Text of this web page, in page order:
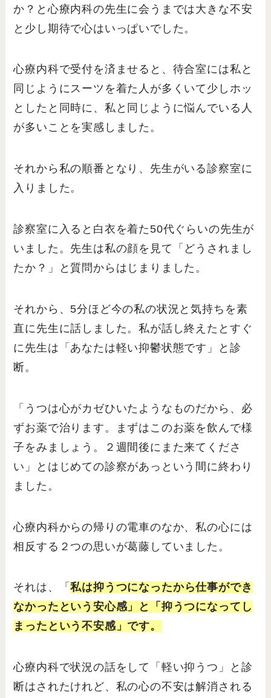
か？と心療内科の先生に会うまでは大きな不安
と少し期待で心はいっぱいでした。
心療内科で受付を済ませると、待合室には私と
同じようにスーツを着た人が多くいて少しホッ
としたと同時に、私と同じように悩んでいる人
が多いことを実感しました。
それから私の順番となり、先生がいる診察室に
入りました。
診察室に入ると白衣を着た50代ぐらいの先生が
いました。先生は私の顔を見て「どうされまし
たか？」と質問からはじまりました。
それから、5分ほど今の私の状況と気持ちを素
直に先生に話しました。私が話し終えたとすぐ
に先生は「あなたは軽い抑鬱状態です」と診
断。
「うつは心がカゼひいたようなものだから、必
ずお薬で治ります。まずはこのお薬を飲んで様
子をみましょう。２週間後にまた来てくださ
い」とはじめての診察があっという間に終わり
ました。
心療内科からの帰りの電車のなか、私の心には
相反する２つの思いが葛藤していました。
それは、「私は抑うつになったから仕事ができ
なかったという安心感」と「抑うつになってし
まったという不安感」です。
心療内科で状況の話をして「軽い抑うつ」と診
断はされたけれど、私の心の不安は解消される